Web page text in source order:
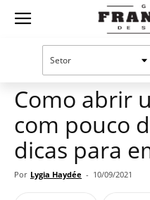
Guia
Dicas para franqueados
Como abrir
com pouco
dicas para
Por Lygia Haydée - 10/09/2021